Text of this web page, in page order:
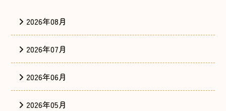
2026年08月
2026年07月
2026年06月
2026年05月